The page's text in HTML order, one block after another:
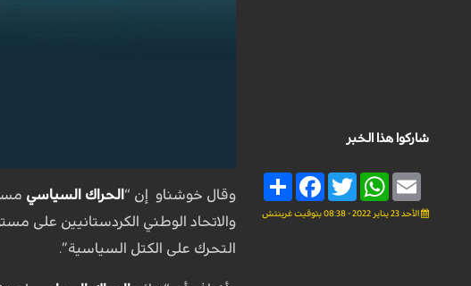
شاركوا هذا الخبر
Share
FacebookTwitter
WhatsAppEmail
الأحد 23 يناير 2022 - 08:38 بتوقيت غرينتش
وقال خوشناو إن “ الحراك السياسي
والاتحاد الوطني الكردستانيين على
التحرك على الكتل السياسية”.